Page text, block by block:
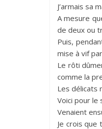
J’armais sa
A mesure
de deux ou
Puis,
mise à vif
Le rôti
comme la
Les délicats
Voici pour le
Venaient
Je crois que